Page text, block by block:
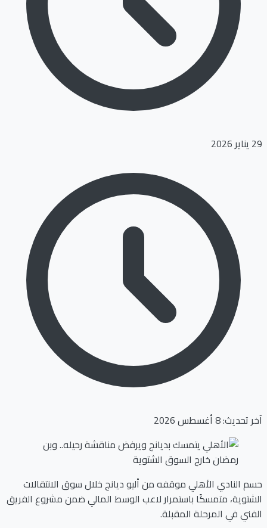
29 يناير 2026
آخر تحديث: 8 أغسطس 2026
حسم النادي الأهلي موقفه من أليو ديانج خلال سوق الانتقالات
الشتوية، متمسكًا باستمرار لاعب الوسط المالي ضمن مشروع الفريق
الفني في المرحلة المقبلة.